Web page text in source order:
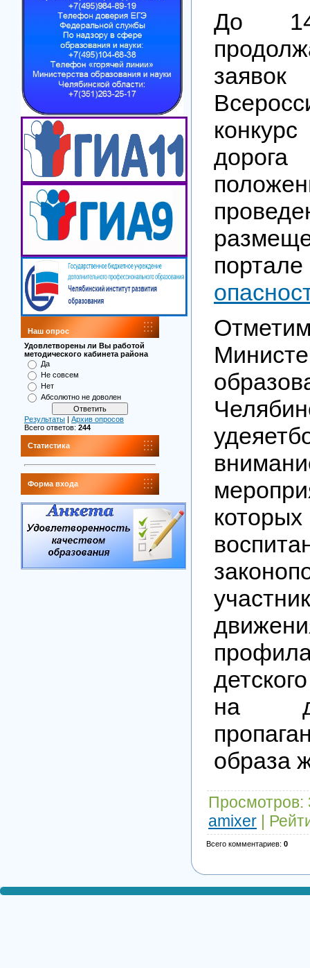
Наш опрос
Удовлетворены ли Вы работой
методического кабинета района
Да
Не совсем
Нет
Абсолютно не доволен
Результаты
Архив опросов
Всего ответов: 244
Статистика
Форма входа
До 14
на
образа
Просмотров:
amixer |
Всего комментариев: 0